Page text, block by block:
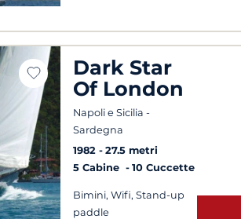
Dark Star
Of London
Napoli e Sicilia -
Sardegna
1982
27.5 metri
5 Cabine
10 Cuccette
Bimini, Wifi, Stand-up
paddle